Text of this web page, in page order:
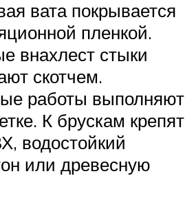
вата покрывается
пленкой.
внахлест стыки
скотчем.
работы выполняют
К брускам крепят
водостойкий
или древесную